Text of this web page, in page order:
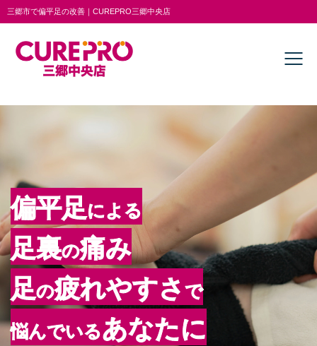
三郷市で偏平足の改善｜CUREPRO三郷中央店
偏平足による
足裏の痛み
足の疲れやすさで
悩んでいるあなたに